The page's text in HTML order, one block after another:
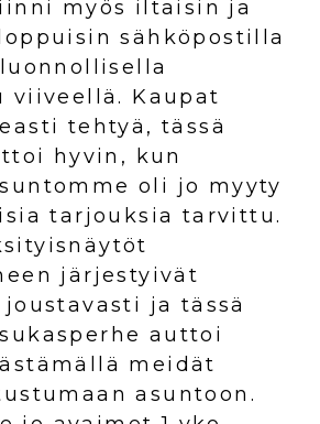
myös iltaisin ja
sähköpostilla
viiveellä. Kaupat
tehtyä, tässä
hyvin, kun
oli jo myyty
tarjouksia tarvittu.
järjestyivät
ja tässä
auttoi
meidät
asuntoon.